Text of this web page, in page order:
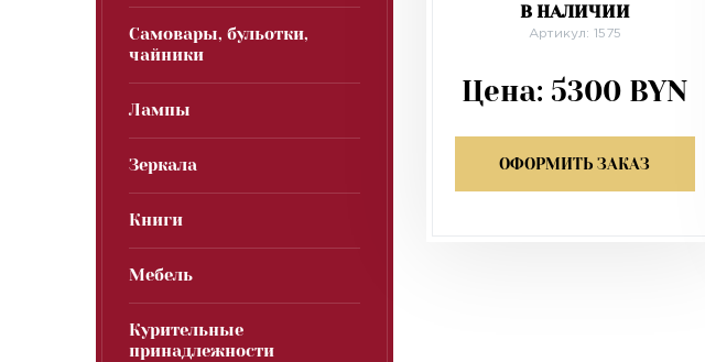
Самовары, бульотки,
чайники
Лампы
Зеркала
Книги
Мебель
Курительные
принадлежности
В НАЛИЧИИ
Артикул: 1575
Цена: 5300 BYN
ОФОРМИТЬ ЗАКАЗ